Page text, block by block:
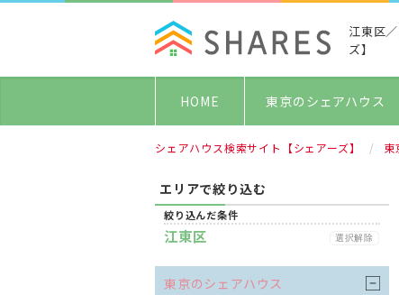
江東区
ズ】
HOME 東京のシェアハウス
シェアハウス検索サイト【シェアーズ】 東
エリアで絞り込む
絞り込んだ条件
江東区 選択解除
東京のシェアハウス